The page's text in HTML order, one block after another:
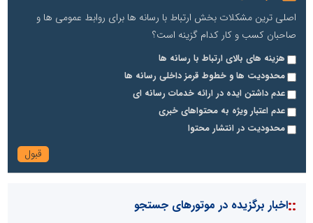
اصلی ترین مشکلات بخش ارتباط با رسانه ها برای روابط عمومی ها و
صاحبان کسب و کار کدام گزینه است؟
هزینه های بالای ارتباط با رسانه ها
محدودیت ها و خطوط قرمز داخلی رسانه ها
عدم داشتن ایده در ارائه خدمات رسانه ای
عدم اعتبار ویژه به محتواهای خبری
محدودیت در انتشار محتوا
::اخبار برگزیده در موتورهای جستجو